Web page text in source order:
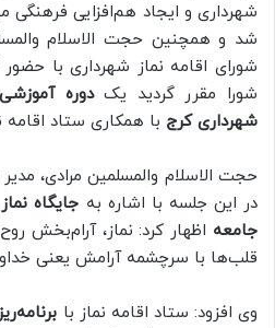
شهرداری و ایجاد هم‌افزایی فرهنگی
شد و همچنین حجت الاسلام
شورای اقامه نماز شهرداری با
شورا مقرر گردید یکدوره
شهرداری کرج با همکاری ستاد اقامه
حجت الاسلام والمسلمین مرادی، مدیر
در این جلسه با اشاره به جایگاه
جامعه اظهار کرد: نماز، آرام‌بخش
قلب‌ها با سرچشمه آرامش یعنی
وی افزود: ستاد اقامه نماز با